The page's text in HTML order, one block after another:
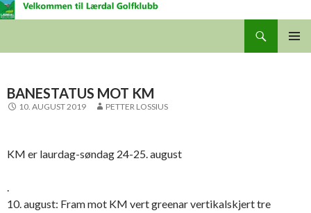
BANESTATUS MOT KM
10. AUGUST 2019 PETTER LOSSIUS
KM er laurdag-søndag 24-25. august
.
10. august: Fram mot KM vert greenar vertikalskjert tre